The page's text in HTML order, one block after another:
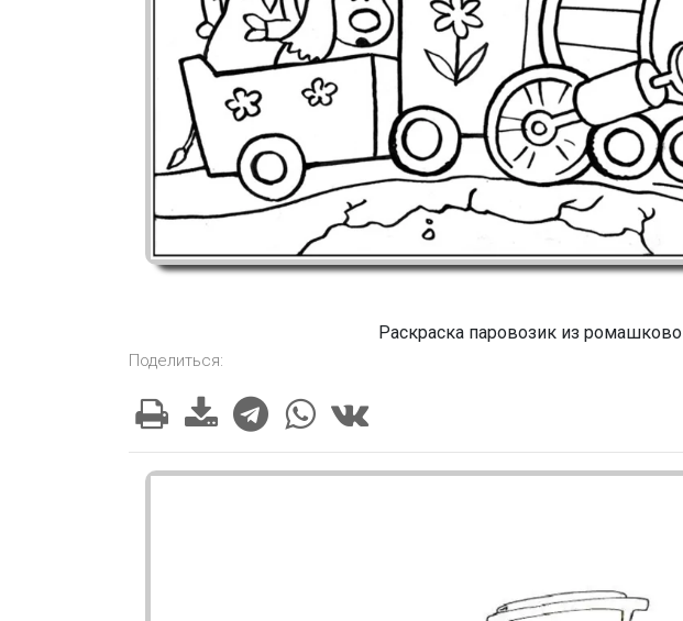
Раскраска паровозик из ромашково
Поделиться: